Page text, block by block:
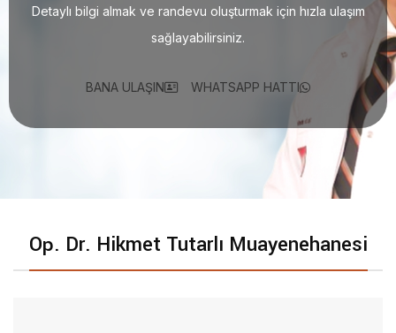
Detaylı bilgi almak ve randevu oluşturmak için hızla ulaşım
sağlayabilirsiniz.
BANA ULAŞIN WHATSAPP HATTI
Op. Dr. Hikmet Tutarlı Muayenehanesi